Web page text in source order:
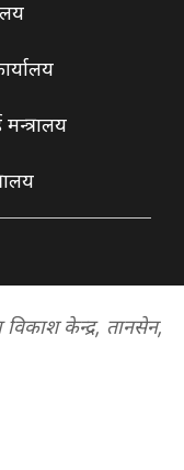
केन्द्र, तानसेन,